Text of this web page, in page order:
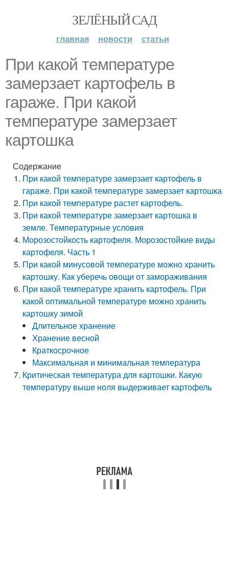
ЗЕЛЁНЫЙ САД
главная новости статьи
При какой температуре
замерзает картофель в
гараже. При какой
температуре замерзает
картошка
Содержание
При какой температуре замерзает картофель в
гараже. При какой температуре замерзает картошка
При какой температуре растет картофель.
При какой температуре замерзает картошка в
земле. Температурные условия
Морозостойкость картофеля. Морозостойкие виды
картофеля. Часть 1
При какой минусовой температуре можно хранить
картошку. Как уберечь овощи от замораживания
При какой температуре хранить картофель. При
какой оптимальной температуре можно хранить
картошку зимой
Длительное хранение
Хранение весной
Краткосрочное
Максимальная и минимальная температура
Критическая температура для картошки. Какую
температуру выше ноля выдерживает картофель